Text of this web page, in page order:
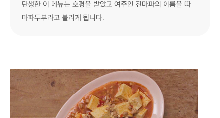
탄생한 이 메뉴는 호평을 받았고 여주인 진마파의 이름을 따
마파두부라고 불리게 됩니다.